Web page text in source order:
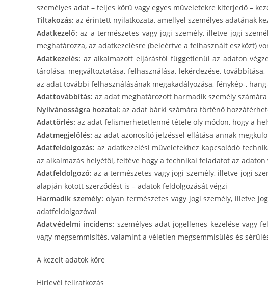
személyes adat – teljes körű vagy egyes műveletekre kiterjedő –
Tiltakozás: az érintett nyilatkozata, amellyel személyes adatának
Adatkezelő: az a természetes vagy jogi személy, illetve jogi
meghatározza, az adatkezelésre (beleértve a felhasznált eszközt)
Adatkezelés: az alkalmazott eljárástól függetlenül az adaton
tárolása, megváltoztatása, felhasználása, lekérdezése,
az adat további felhasználásának megakadályozása, fénykép-,
Adattovábbítás: az adat meghatározott harmadik személy
Nyilvánosságra hozatal: az adat bárki számára történő
Adattörlés: az adat felismerhetetlenné tétele oly módon, hogy a
Adatmegjelölés: az adat azonosító jelzéssel ellátása annak
Adatfeldolgozás: az adatkezelési műveletekhez kapcsolódó
az alkalmazás helyétől, feltéve hogy a technikai feladatot az adaton
Adatfeldolgozó: az a természetes vagy jogi személy, illetve jogi
alapján kötött szerződést is – adatok feldolgozását végzi
Harmadik személy: olyan természetes vagy jogi személy, illetve
adatfeldolgozóval
Adatvédelmi incidens: személyes adat jogellenes kezelése vagy
vagy megsemmisítés, valamint a véletlen megsemmisülés és
A kezelt adatok köre
Hírlevél feliratkozás